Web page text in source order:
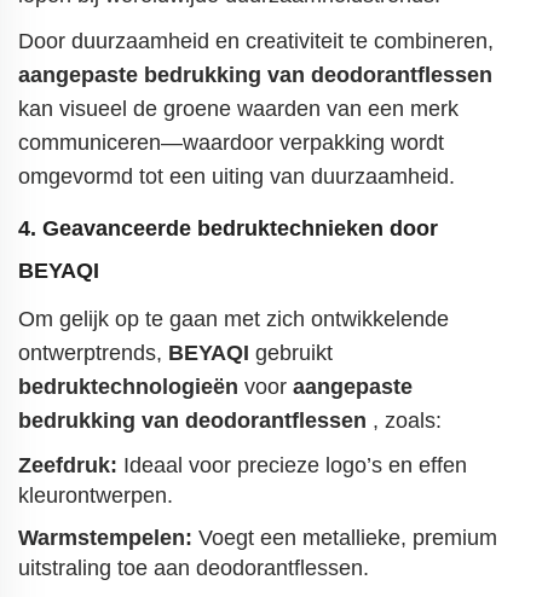
Door duurzaamheid en creativiteit te combineren,
aangepaste bedrukking van deodorantflessen
kan visueel de groene waarden van een merk
communiceren—waardoor verpakking wordt
omgevormd tot een uiting van duurzaamheid.
4. Geavanceerde bedruktechnieken door
BEYAQI
Om gelijk op te gaan met zich ontwikkelende
ontwerptrends, BEYAQI gebruikt
bedruktechnologieën voor aangepaste
bedrukking van deodorantflessen , zoals:
Zeefdruk: Ideaal voor precieze logo’s en effen
kleurontwerpen.
Warmstempelen: Voegt een metallieke, premium
uitstraling toe aan deodorantflessen.